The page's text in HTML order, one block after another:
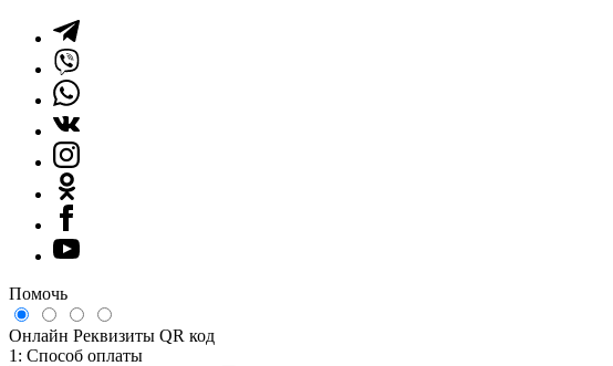
Помочь
Онлайн Реквизиты QR код
1: Способ оплаты